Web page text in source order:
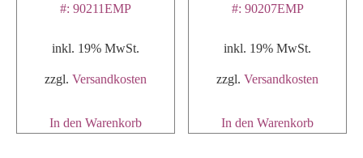
#: 90211EMP
inkl. 19% MwSt.
zzgl. Versandkosten
In den Warenkorb
#: 90207EMP
inkl. 19% MwSt.
zzgl.Versandkosten
In den Warenkorb